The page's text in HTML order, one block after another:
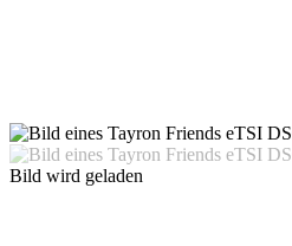
Bild wird geladen